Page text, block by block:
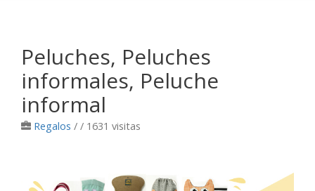
Peluches, Peluches
informales, Peluche
informal
Regalos / / 1631 visitas